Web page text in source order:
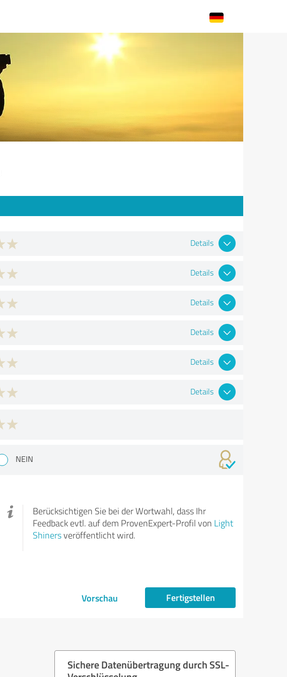
Details
Details
Details
Details
Details
Details
NEIN
Berücksichtigen Sie bei der Wortwahl, dass Ihr
Feedback evtl. auf dem ProvenExpert-Profil von Light
Shinersveröffentlicht wird.
Vorschau Fertigstellen
Sichere Datenübertragung durch SSL-